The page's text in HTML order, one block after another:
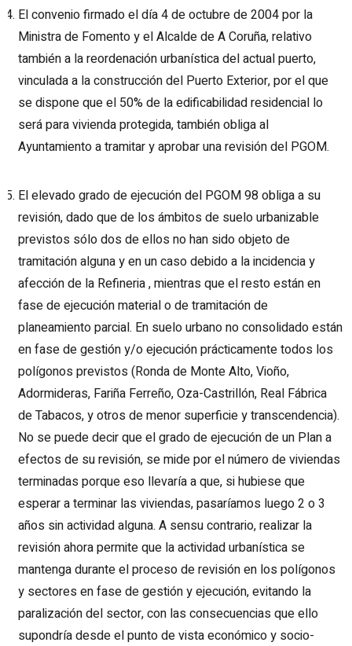
El convenio firmado el día 4 de octubre de 2004 por la
Ministra de Fomento y el Alcalde de A Coruña, relativo
también a la reordenación urbanística del actual puerto,
vinculada a la construcción del Puerto Exterior, por el que
se dispone que el 50% de la edificabilidad residencial lo
será para vivienda protegida, también obliga al
Ayuntamiento a tramitar y aprobar una revisión del PGOM.
El elevado grado de ejecución del PGOM 98 obliga a su
revisión, dado que de los ámbitos de suelo urbanizable
previstos sólo dos de ellos no han sido objeto de
tramitación alguna y en un caso debido a la incidencia y
afección de la Refineria , mientras que el resto están en
fase de ejecución material o de tramitación de
planeamiento parcial. En suelo urbano no consolidado están
en fase de gestión y/o ejecución prácticamente todos los
polígonos previstos (Ronda de Monte Alto, Vioño,
Adormideras, Fariña Ferreño, Oza-Castrillón, Real Fábrica
de Tabacos, y otros de menor superficie y transcendencia).
No se puede decir que el grado de ejecución de un Plan a
efectos de su revisión, se mide por el número de viviendas
terminadas porque eso llevaría a que, si hubiese que
esperar a terminar las viviendas, pasaríamos luego 2 o 3
años sin actividad alguna. A sensu contrario, realizar la
revisión ahora permite que la actividad urbanística se
mantenga durante el proceso de revisión en los polígonos
y sectores en fase de gestión y ejecución, evitando la
paralización del sector, con las consecuencias que ello
supondría desde el punto de vista económico y socio-